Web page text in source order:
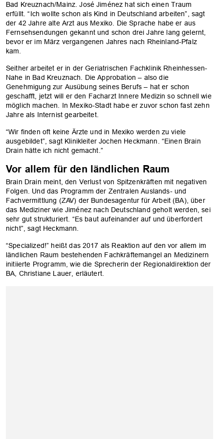
Bad Kreuznach/Mainz. José Jiménez hat sich einen Traum
erfüllt. “Ich wollte schon als Kind in Deutschland arbeiten”, sagt
der 42 Jahre alte Arzt aus Mexiko. Die Sprache habe er aus
Fernsehsendungen gekannt und schon drei Jahre lang gelernt,
bevor er im März vergangenen Jahres nach Rheinland-Pfalz
kam.
Seither arbeitet er in der Geriatrischen Fachklinik Rheinhessen-
Nahe in Bad Kreuznach. Die Approbation – also die
Genehmigung zur Ausübung seines Berufs – hat er schon
geschafft, jetzt will er den Facharzt Innere Medizin so schnell wie
möglich machen. In Mexiko-Stadt habe er zuvor schon fast zehn
Jahre als Internist gearbeitet.
“Wir finden oft keine Ärzte und in Mexiko werden zu viele
ausgebildet”, sagt Klinikleiter Jochen Heckmann. “Einen Brain
Drain hätte ich nicht gemacht.”
Vor allem für den ländlichen Raum
Brain Drain meint, den Verlust von Spitzenkräften mit negativen
Folgen. Und das Programm der Zentralen Auslands- und
Fachvermittlung (ZAV) der Bundesagentur für Arbeit (BA), über
das Mediziner wie Jiménez nach Deutschland geholt werden, sei
sehr gut strukturiert. “Es baut aufeinander auf und überfordert
nicht”, sagt Heckmann.
“Specialized!” heißt das 2017 als Reaktion auf den vor allem im
ländlichen Raum bestehenden Fachkräftemangel an Medizinern
initiierte Programm, wie die Sprecherin der Regionaldirektion der
BA, Christiane Lauer, erläutert.